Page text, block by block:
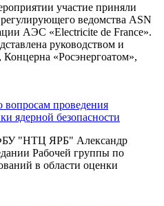
участие приняли
ведомства ASN
АЭС «Electricite de France».
руководством и
Концерна «Росэнергоатом»,
вопросам проведения
ядерной безопасности
"НТЦ ЯРБ" Александр
Рабочей группы по
в области оценки